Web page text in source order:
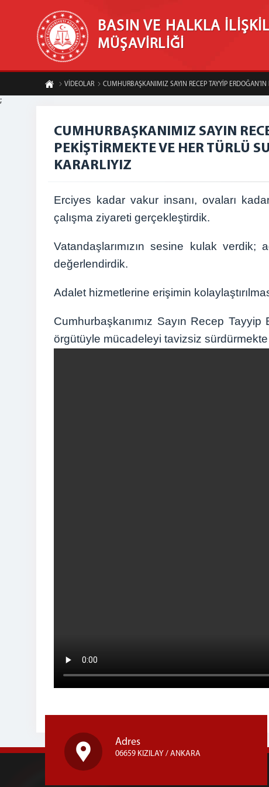
BASIN VE HALKLA
MÜŞAVİRLİĞİ
VİDEOLAR CUMHURBAŞKANIMIZ SAYIN RECEP TAYYİP
;
CUMHURBAŞKANIMIZ SAYIN
PEKİŞTİRMEKTE VE HER TÜRLÜ
KARARLIYIZ
Erciyes kadar vakur insanı, ovaları
çalışma ziyareti gerçekleştirdik.
Vatandaşlarımızın sesine kulak
değerlendirdik.
Adalet hizmetlerine erişimin
Cumhurbaşkanımız Sayın Recep
örgütüyle mücadeleyi tavizsiz sürdürmekte
Adres
06659 KIZILAY / ANKARA